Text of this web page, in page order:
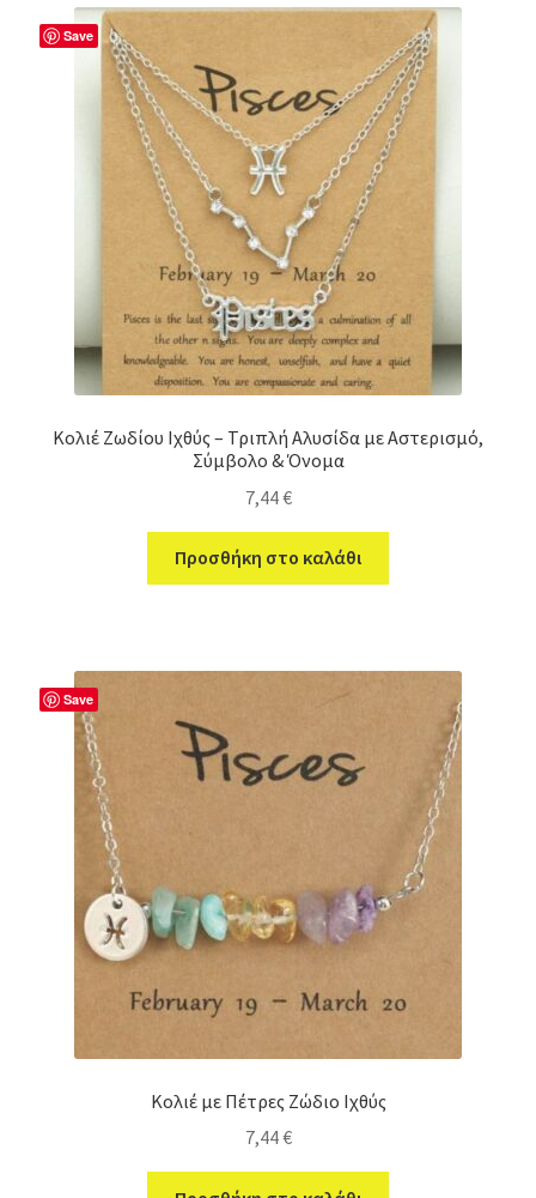
Save
Κολιέ Ζωδίου Ιχθύς – Τριπλή Αλυσίδα με Αστερισμό,
Σύμβολο & Όνομα
7,44€
Προσθήκη στο καλάθι
Save
Κολιέ με Πέτρες Ζώδιο Ιχθύς
7,44€